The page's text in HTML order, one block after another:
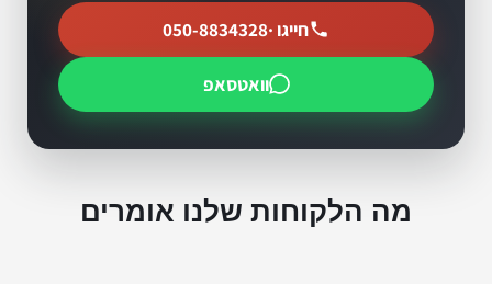
חייגו ·050-8834328
וואטסאפ
מה הלקוחות שלנו אומרים